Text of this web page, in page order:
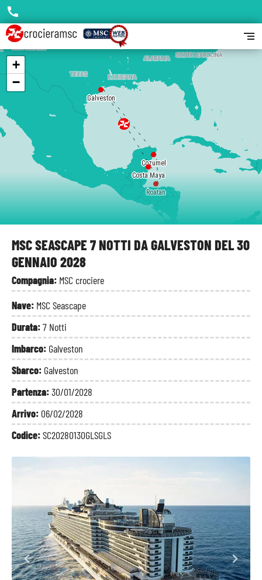
MSC SEASCAPE 7 NOTTI DA GALVESTON DEL 30
GENNAIO 2028
Compagnia: MSC crociere
Nave: MSC Seascape
Durata:7 Notti
Imbarco: Galveston
Sbarco: Galveston
Partenza:30/01/2028
Arrivo: 06/02/2028
Codice:SC20280130GLSGLS
Galveston
Costa Maya
Roatan
Cozumel
+
−
call
segment